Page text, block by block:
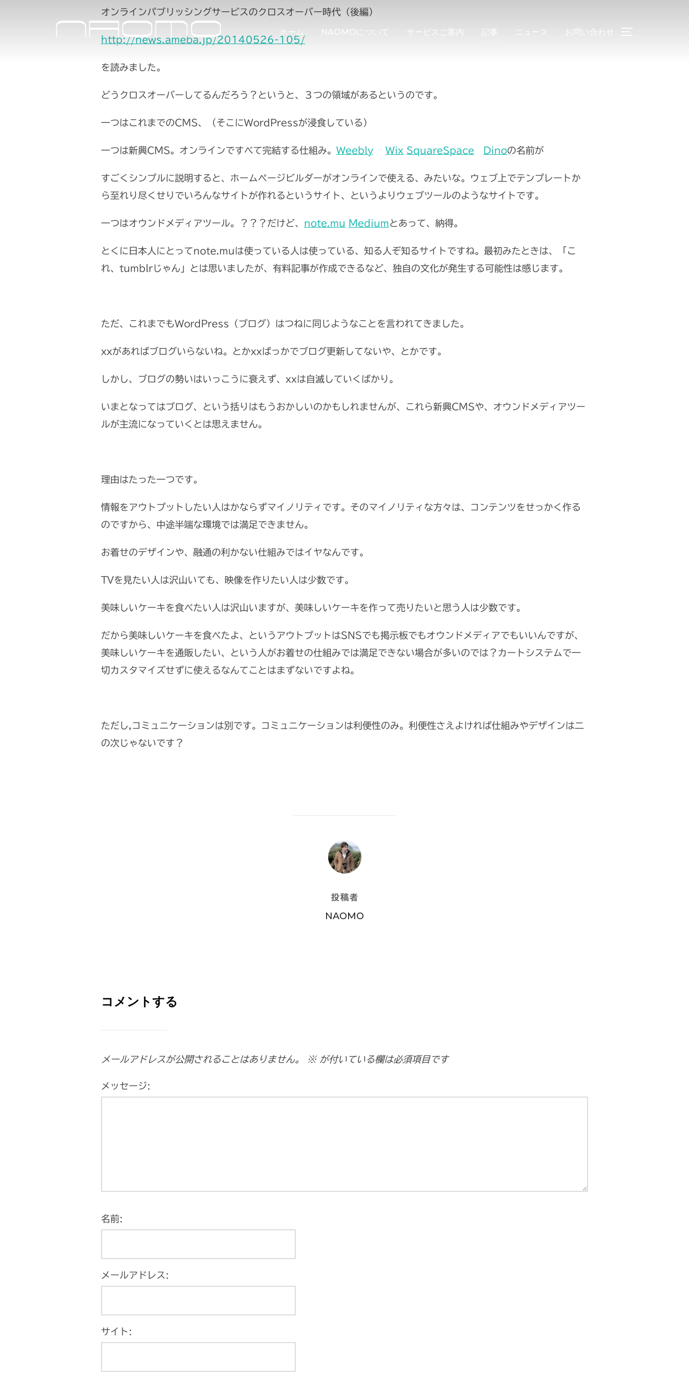
ホーム NAOMOについて サービスご案内 記事 ニュース お問い合わせ サイドバーと
オンラインパブリッシングサービスのクロスオーバー時代（後編）
http://news.ameba.jp/20140526-105/
を読みました。
どうクロスオーバーしてるんだろう？というと、３つの領域があるというのです。
一つはこれまでのCMS、（そこにWordPressが浸食している）
一つは新興CMS。オンラインですべて完結する仕組み。 Weebly Wix SquareSpace Dinoの名前が
すごくシンプルに説明すると、ホームページビルダーがオンラインで使える、みたいな。ウェブ上でテンプレートか
ら至れり尽くせりでいろんなサイトが作れるというサイト、というよりウェブツールのようなサイトです。
一つはオウンドメディアツール。？？？だけど、 note.mu Mediumとあって、納得。
とくに日本人にとってnote.muは使っている人は使っている、知る人ぞ知るサイトですね。最初みたときは、「こ
れ、tumblrじゃん」とは思いましたが、有料記事が作成できるなど、独自の文化が発生する可能性は感じます。
ただ、これまでもWordPress（ブログ）はつねに同じようなことを言われてきました。
xxがあればブログいらないね。とかxxばっかでブログ更新してないや、とかです。
しかし、ブログの勢いはいっこうに衰えず、xxは自滅していくばかり。
いまとなってはブログ、という括りはもうおかしいのかもしれませんが、これら新興CMSや、オウンドメディアツー
ルが主流になっていくとは思えません。
理由はたった一つです。
情報をアウトプットしたい人はかならずマイノリティです。そのマイノリティな方々は、コンテンツをせっかく作る
のですから、中途半端な環境では満足できません。
お着せのデザインや、融通の利かない仕組みではイヤなんです。
TVを見たい人は沢山いても、映像を作りたい人は少数です。
美味しいケーキを食べたい人は沢山いますが、美味しいケーキを作って売りたいと思う人は少数です。
だから美味しいケーキを食べたよ、というアウトプットはSNSでも掲示板でもオウンドメディアでもいいんですが、
美味しいケーキを通販したい、という人がお着せの仕組みでは満足できない場合が多いのでは？カートシステムで一
切カスタマイズせずに使えるなんてことはまずないですよね。
ただし,コミュニケーションは別です。コミュニケーションは利便性のみ。利便性さえよければ仕組みやデザインは二
の次じゃないです？
投稿者
投稿者
NAOMO
コメントする
メールアドレスが公開されることはありません。 ※が付いている欄は必須項目です
メッセージ:
名前:
メールアドレス:
サイト: